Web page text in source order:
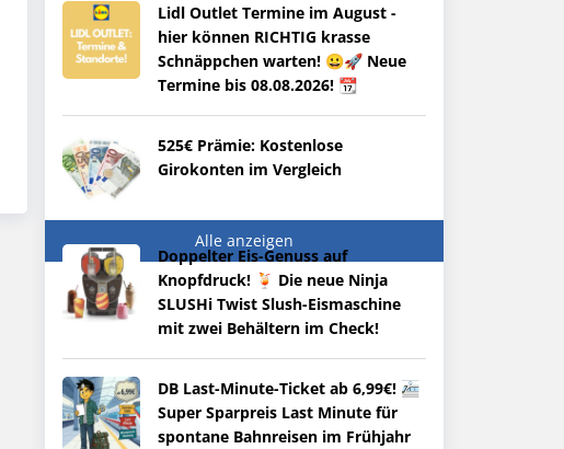
Lidl Outlet Termine im August -
hier können RICHTIG krasse
Schnäppchen warten! 😀🚀 Neue
Termine bis 08.08.2026! 📆
525€ Prämie: Kostenlose
Girokonten im Vergleich
Alle anzeigen
Doppelter Eis-Genuss auf
Knopfdruck! 🍹 Die neue Ninja
SLUSHi Twist Slush-Eismaschine
mit zwei Behältern im Check!
DB Last-Minute-Ticket ab 6,99€! 🚈
Super Sparpreis Last Minute für
spontane Bahnreisen im Frühjahr